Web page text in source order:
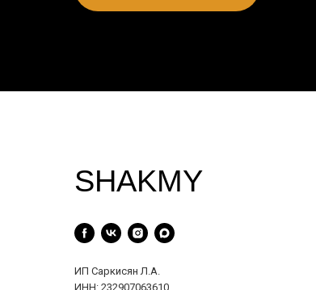
SHAKMY
ИП Саркисян Л.А.
ИНН: 232907063610